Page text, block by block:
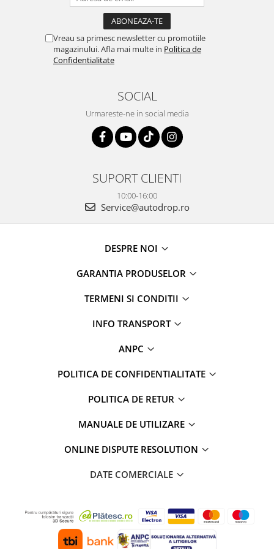
Vreau sa primesc newsletter cu promotiile
magazinului. Afla mai multe in Politica de
Confidentialitate
SOCIAL
Urmareste-ne in social media
SUPORT CLIENTI
10:00-16:00
Service@autodrop.ro
DESPRE NOI
GARANTIA PRODUSELOR
TERMENI SI CONDITII
INFO TRANSPORT
ANPC
POLITICA DE CONFIDENTIALITATE
POLITICA DE RETUR
MANUALE DE UTILIZARE
ONLINE DISPUTE RESOLUTION
DATE COMERCIALE